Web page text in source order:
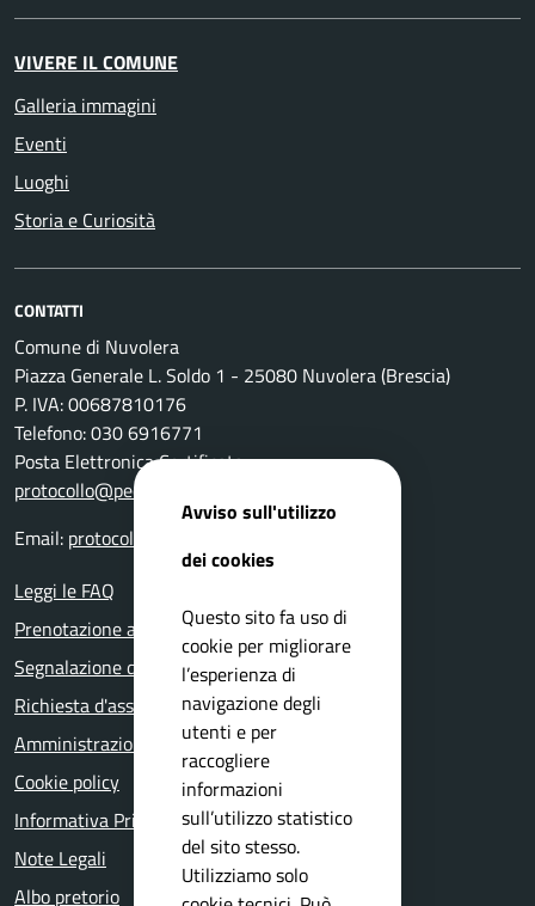
VIVERE IL COMUNE
Galleria immagini
Eventi
Luoghi
Storia e Curiosità
CONTATTI
Comune di Nuvolera
Piazza Generale L. Soldo 1 - 25080 Nuvolera (Brescia)
P. IVA: 00687810176
Telefono: 030 6916771
Posta Elettronica Certificata:
protocollo@pec.comune.nuvolera.bs.it
Email: protocollo@comune.nuvolera.bs.it
Leggi le FAQ
Prenotazione appuntamento
Segnalazione disservizio
Richiesta d'assistenza
Amministrazione trasparente
Cookie policy
Informativa Privacy
Note Legali
Albo pretorio
Avviso sull'utilizzo
dei cookies
Questo sito fa uso di
cookie per migliorare
l’esperienza di
navigazione degli
utenti e per
raccogliere
informazioni
sull’utilizzo statistico
del sito stesso.
Utilizziamo solo